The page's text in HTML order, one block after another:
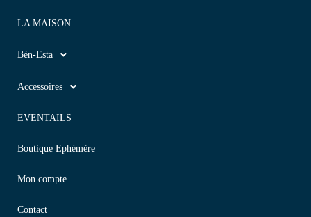
LA MAISON
Bèn-Esta
Accessoires
EVENTAILS
Boutique Ephémère
Mon compte
Contact